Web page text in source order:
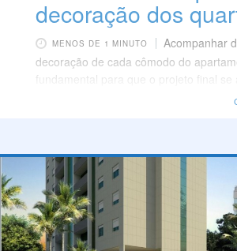
decoração dos
MENOS DE 1 MINUTO
Acompanhar
decoração de cada cômodo do
fundamental para que o projeto final se
perfeitamente às predileções da
desenhado para proporcionar a
disposições depois de um dia
decoração aconchegante e suave e,
utilização de cores adequadas podem
diferenciais necessários para